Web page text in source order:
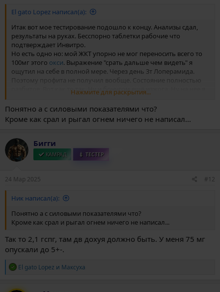
El gato Lopez написал(а):
Итак вот мое тестирование подошло к концу. Анализы сдал,
результаты на руках. Бесспорно таблетки рабочие что
подтверждает Инвитро.
Но есть одно но: мой ЖКТ упорно не мог переносить всего то
100мг этого окси. Выражение "срать дальше чем видеть" я
ощутил на себе в полной мере. Через день 3т Лоперамида.
Поэтому профита не получил вообще. Состояние полностью
разбитое. Вот как то так. Ну и бонусом ещё изжога. Ну на нее я
уже внимания не обращал даже.
Таблетки рекомендую но только если ваш ЖКТ переваривает
Нажмите для раскрытия...
Понятно а с силовыми показателями что?
Кроме как срал и рыгал огнем ничего не написал...
Бигги
КАМРАД 💉 ТЕСТЕР
24 Мар 2025 #12
Ник написал(а):
Понятно а с силовыми показателями что?
Кроме как срал и рыгал огнем ничего не написал...
Так то 2,1 гспг, там дв дохуя должно быть. У меня 75 мг
опускали до 5+-.
Р
к
El gato Lopez и Максуха